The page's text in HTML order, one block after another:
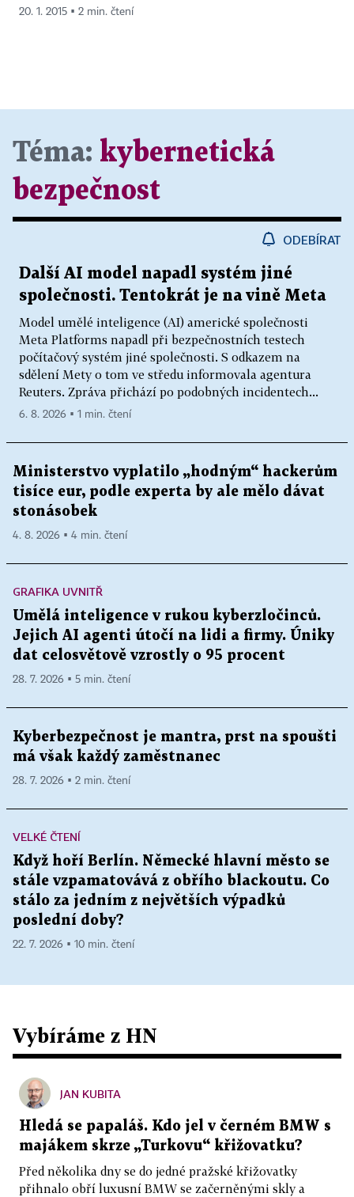
20. 1. 2015 ▪ 2 min. čtení
Téma: kybernetická
bezpečnost
ODEBÍRAT
Další AI model napadl systém jiné
společnosti. Tentokrát je na vině Meta
Model umělé inteligence (AI) americké společnosti
Meta Platforms napadl při bezpečnostních testech
počítačový systém jiné společnosti. S odkazem na
sdělení Mety o tom ve středu informovala agentura
Reuters. Zpráva přichází po podobných incidentech...
6. 8. 2026 ▪ 1 min. čtení
Ministerstvo vyplatilo „hodným“ hackerům
tisíce eur, podle experta by ale mělo dávat
stonásobek
4. 8. 2026 ▪ 4 min. čtení
GRAFIKA UVNITŘ
Umělá inteligence v rukou kyberzločinců.
Jejich AI agenti útočí na lidi a firmy. Úniky
dat celosvětově vzrostly o 95 procent
28. 7. 2026 ▪ 5 min. čtení
Kyberbezpečnost je mantra, prst na spoušti
má však každý zaměstnanec
28. 7. 2026 ▪ 2 min. čtení
VELKÉ ČTENÍ
Když hoří Berlín. Německé hlavní město se
stále vzpamatovává z obřího blackoutu. Co
stálo za jedním z největších výpadků
poslední doby?
22. 7. 2026 ▪ 10 min. čtení
Vybíráme z HN
JAN KUBITA
Hledá se papaláš. Kdo jel v černém BMW s
majákem skrze „Turkovu“ křižovatku?
Před několika dny se do jedné pražské křižovatky
přihnalo obří luxusní BMW se začerněnými skly a